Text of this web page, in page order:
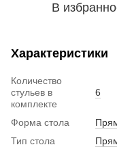
В
Характеристики
Количество
стульев в
комплекте
6
Форма стола
Тип стола